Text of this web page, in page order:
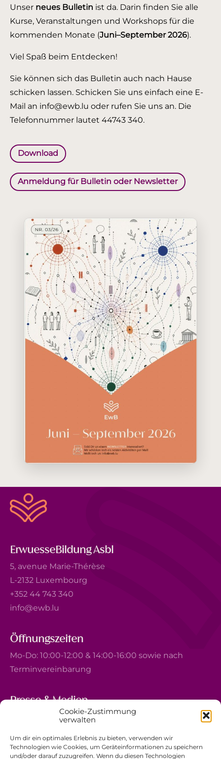
Cookie-Zustimmung
verwalten
Um dir ein optimales Erlebnis zu bieten, verwenden wir
Technologien wie Cookies, um Geräteinformationen zu speichern
und/oder darauf zuzugreifen. Wenn du diesen Technologien
Unser neues Bulletin ist da. Darin finden Sie alle
Kurse, Veranstaltungen und Workshops für die
kommenden Monate (Juni–September 2026).
Viel Spaß beim Entdecken!
Sie können sich das Bulletin auch nach Hause
schicken lassen. Schicken Sie uns einfach eine E-
Mail an info@ewb.lu oder rufen Sie uns an. Die
Telefonnummer lautet 44743 340.
Download
Anmeldung für Bulletin oder Newsletter
ErwuesseBildung Asbl
5, avenue Marie-Thérèse
L-2132 Luxembourg
+352 44 743 340
info@ewb.lu
Öffnungszeiten
Mo-Do: 10:00-12:00 & 14:00-16:00 sowie nach
Terminvereinbarung
Presse & Medien
5, avenue Marie-Thérèse
+352 44 743 340